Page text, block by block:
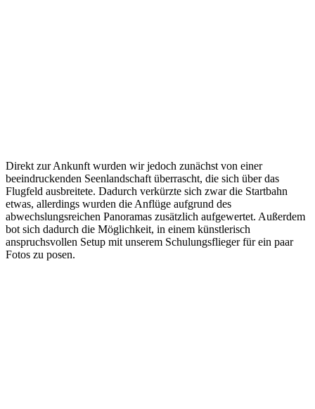
Direkt zur Ankunft wurden wir jedoch zunächst von einer
beeindruckenden Seenlandschaft überrascht, die sich über das
Flugfeld ausbreitete. Dadurch verkürzte sich zwar die Startbahn
etwas, allerdings wurden die Anflüge aufgrund des
abwechslungsreichen Panoramas zusätzlich aufgewertet. Außerdem
bot sich dadurch die Möglichkeit, in einem künstlerisch
anspruchsvollen Setup mit unserem Schulungsflieger für ein paar
Fotos zu posen.